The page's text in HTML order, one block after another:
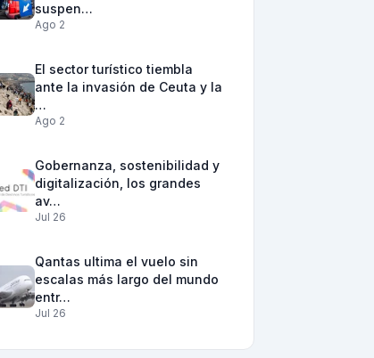
suspen…
Ago 2
El sector turístico tiembla
ante la invasión de Ceuta y la
…
Ago 2
Gobernanza, sostenibilidad y
digitalización, los grandes
av…
Jul 26
Qantas ultima el vuelo sin
escalas más largo del mundo
entr…
Jul 26